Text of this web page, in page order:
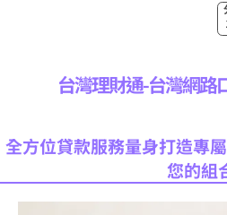
台灣理財通-台灣網路
全方位貸款服務量身打造專
您的組